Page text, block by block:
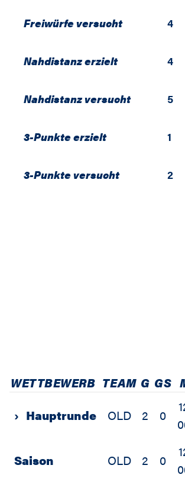
Freiwürfe versucht 4
Nahdistanz erzielt 4
Nahdistanz versucht 5
3-Punkte erzielt 1
3-Punkte versucht 2
WETTBEWERB TEAM G GS
› Hauptrunde OLD 2 0
Saison OLD 2 0